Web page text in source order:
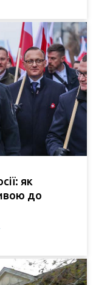
як
до